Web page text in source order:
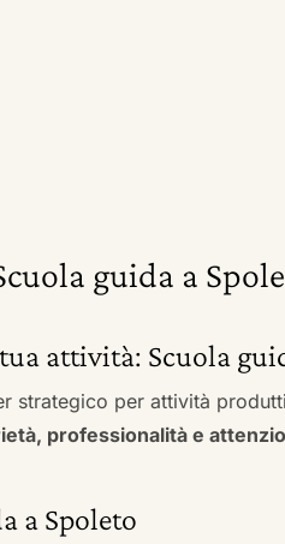
guida a
attività: Scuola
strategico per attività
professionalità e
a Spoleto